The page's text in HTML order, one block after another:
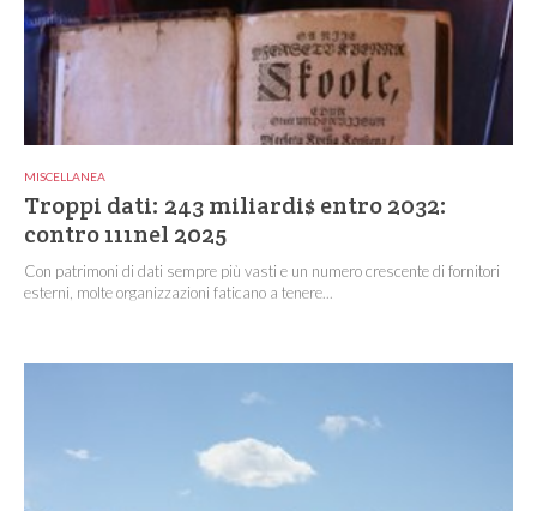
MISCELLANEA
Troppi dati: 243 miliardi$ entro 2032:
contro 111nel 2025
Con patrimoni di dati sempre più vasti e un numero crescente di fornitori
esterni, molte organizzazioni faticano a tenere...